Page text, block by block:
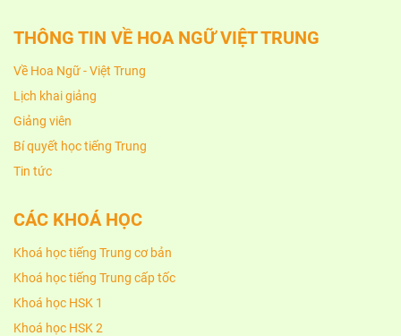
THÔNG TIN VỀ HOA NGỮ VIỆT TRUNG
Về Hoa Ngữ - Việt Trung
Lịch khai giảng
Giảng viên
Bí quyết học tiếng Trung
Tin tức
CÁC KHOÁ HỌC
Khoá học tiếng Trung cơ bản
Khoá học tiếng Trung cấp tốc
Khoá học HSK 1
Khoá học HSK 2